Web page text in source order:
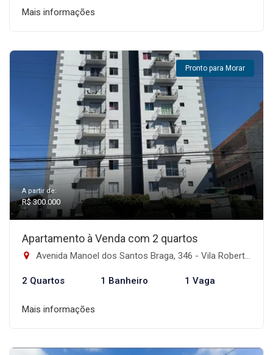
Mais informações
Pronto para Morar
A partir de:
R$ 300.000
Apartamento à Venda com 2 quartos
Avenida Manoel dos Santos Braga, 346 - Vila Robertina, São Paulo-SP
2 Quartos 1 Banheiro 1 Vaga
Mais informações